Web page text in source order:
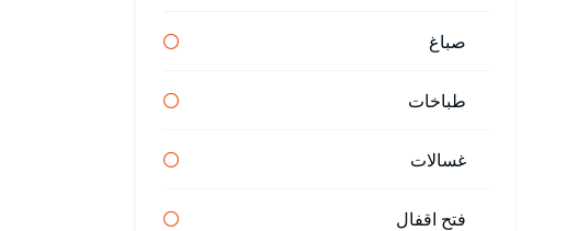
صباغ
طباخات
غسالات
فتح اقفال